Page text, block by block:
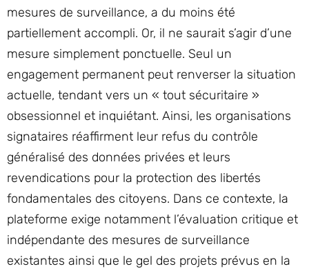
mesures de surveillance, a du moins été
partiellement accompli. Or, il ne saurait s’agir d’une
mesure simplement ponctuelle. Seul un
engagement permanent peut renverser la situation
actuelle, tendant vers un « tout sécuritaire »
obsessionnel et inquiétant. Ainsi, les organisations
signataires réaffirment leur refus du contrôle
généralisé des données privées et leurs
revendications pour la protection des libertés
fondamentales des citoyens. Dans ce contexte, la
plateforme exige notamment l’évaluation critique et
indépendante des mesures de surveillance
existantes ainsi que le gel des projets prévus en la